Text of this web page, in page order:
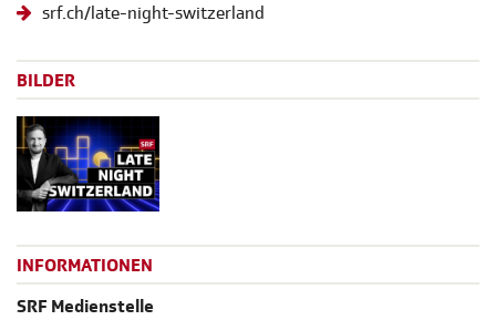
srf.ch/late-night-switzerland
BILDER
INFORMATIONEN
SRF Medienstelle